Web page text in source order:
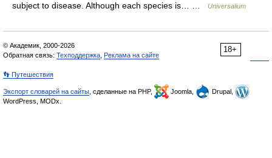
subject to disease. Although each species is… …
Universalium
18+
© Академик, 2000-2026
Обратная связь: Техподдержка Реклама на сайте
👣 Путешествия
Экспорт словарей на сайты , сделанные на PHP, Joomla,
Drupal,
WordPress, MODx.